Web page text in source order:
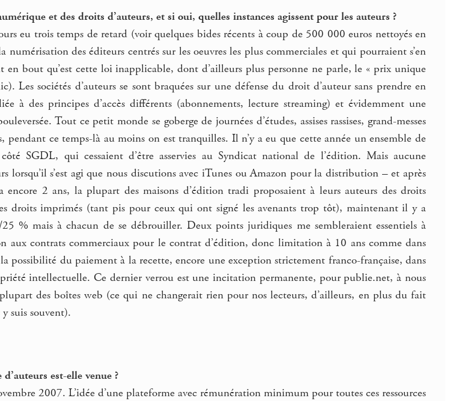
et des droits d’auteurs, et si oui, quelles instances agissent pour les auteurs ?
eu trois temps de retard (voir quelques bides récents à coup de 500 000 euros nettoyés en
numérisation des éditeurs centrés sur les oeuvres les plus commerciales et qui pourraient s’en
en bout qu’est cette loi inapplicable, dont d’ailleurs plus personne ne parle, le « prix unique
Les sociétés d’auteurs se sont braquées sur une défense du droit d’auteur sans prendre en
à des principes d’accès différents (abonnements, lecture streaming) et évidemment une
Tout ce petit monde se goberge de journées d’études, assises rassises, grand-messes
pendant ce temps-là au moins on est tranquilles. Il n’y a eu que cette année un ensemble de
SGDL, qui cessaient d’être asservies au Syndicat national de l’édition. Mais aucune
lorsqu’il s’est agi que nous discutions avec iTunes ou Amazon pour la distribution – et après
2 ans, la plupart des maisons d’édition tradi proposaient à leurs auteurs des droits
droits imprimés (tant pis pour ceux qui ont signé les avenants trop tôt), maintenant il y a
% mais à chacun de se débrouiller. Deux points juridiques me sembleraient essentiels à
aux contrats commerciaux pour le contrat d’édition, donc limitation à 10 ans comme dans
possibilité du paiement à la recette, encore une exception strictement franco-française, dans
intellectuelle. Ce dernier verrou est une incitation permanente, pour publie.net, à nous
des boîtes web (ce qui ne changerait rien pour nos lecteurs, d’ailleurs, en plus du fait
suis souvent).
est-elle venue ?
2007. L’idée d’une plateforme avec rémunération minimum pour toutes ces ressources